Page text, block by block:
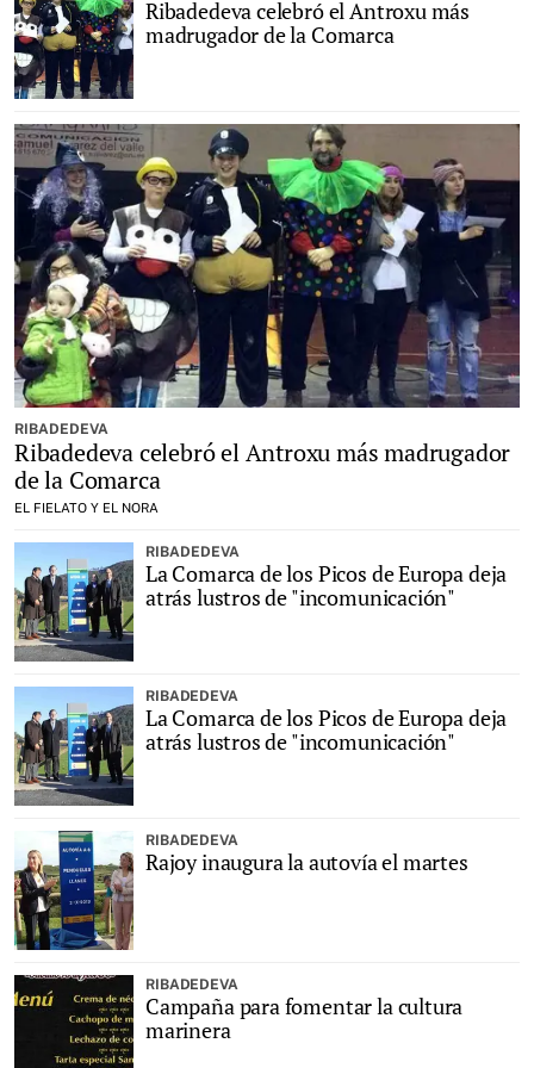
Ribadedeva celebró el Antroxu más
madrugador de la Comarca
RIBADEDEVA
Ribadedeva celebró el Antroxu más madrugador
de la Comarca
EL FIELATO Y EL NORA
RIBADEDEVA
La Comarca de los Picos de Europa deja
atrás lustros de "incomunicación"
RIBADEDEVA
La Comarca de los Picos de Europa deja
atrás lustros de "incomunicación"
RIBADEDEVA
Rajoy inaugura la autovía el martes
RIBADEDEVA
Campaña para fomentar la cultura
marinera